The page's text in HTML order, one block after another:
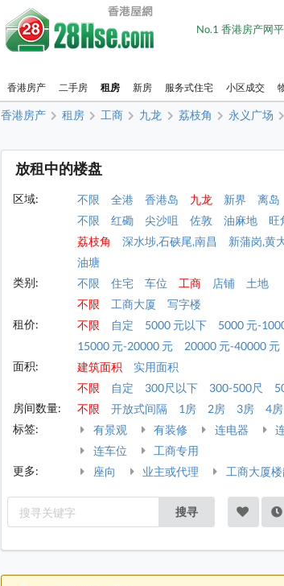
No.1 香港房产网
香港房产 二手房 租房 新房 服务式住宅 小区成交
香港房产 租房 工商 九龙 荔枝角 永义广场
放租中的楼盘
区域: 不限 全港 香港岛 九龙 新界
离岛
不限
红磡 尖沙咀 佐敦 油麻地 旺
荔枝角
深水埗,石硖尾,南昌 新蒲岗,黄
油塘
类别:
不限 住宅 车位 工商 店铺
土地
不限
工商大厦
写字楼
租价:
不限 自定 5000 元以下 5000 元-
15000 元-20000 元
20000 元-40000 元
面积:
建筑面积
实用面积
不限
自定 300尺以下 300-500尺
房间数量:
不限 开放式间隔 1房 2房 3房 4房
标签:
有景观 有装修 连电器
连车位
工商专用
更多:
座向 业主或代理 工商大厦
搜寻